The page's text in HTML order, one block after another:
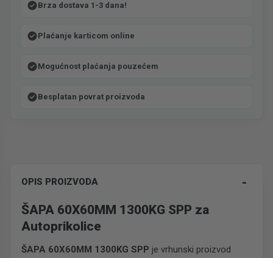
Brza dostava 1-3 dana!
Plaćanje karticom online
Mogućnost plaćanja pouzećem
Besplatan povrat proizvoda
OPIS PROIZVODA
ŠAPA 60X60MM 1300KG SPP za
Autoprikolice
ŠAPA 60X60MM 1300KG SPP je vrhunski proizvod
-